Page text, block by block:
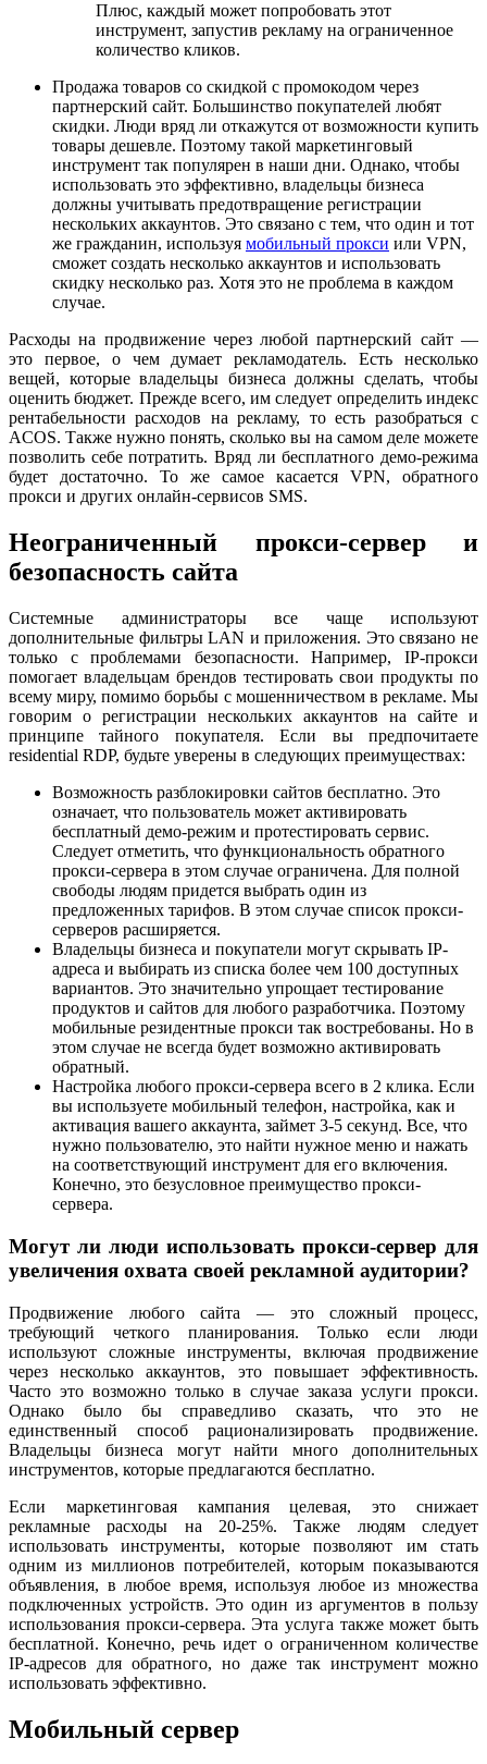
Плюс, каждый может попробовать этот
инструмент, запустив рекламу на ограниченное
количество кликов.
Продажа товаров со скидкой с промокодом через
партнерский сайт. Большинство покупателей любят
скидки. Люди вряд ли откажутся от возможности купить
товары дешевле. Поэтому такой маркетинговый
инструмент так популярен в наши дни. Однако, чтобы
использовать это эффективно, владельцы бизнеса
должны учитывать предотвращение регистрации
нескольких аккаунтов. Это связано с тем, что один и тот
же гражданин, используя мобильный прокси или VPN,
сможет создать несколько аккаунтов и использовать
скидку несколько раз. Хотя это не проблема в каждом
случае.
Расходы на продвижение через любой партнерский сайт —
это первое, о чем думает рекламодатель. Есть несколько
вещей, которые владельцы бизнеса должны сделать, чтобы
оценить бюджет. Прежде всего, им следует определить индекс
рентабельности расходов на рекламу, то есть разобраться с
ACOS. Также нужно понять, сколько вы на самом деле можете
позволить себе потратить. Вряд ли бесплатного демо-режима
будет достаточно. То же самое касается VPN, обратного
прокси и других онлайн-сервисов SMS.
Неограниченный прокси-сервер и
безопасность сайта
Системные администраторы все чаще используют
дополнительные фильтры LAN и приложения. Это связано не
только с проблемами безопасности. Например, IP-прокси
помогает владельцам брендов тестировать свои продукты по
всему миру, помимо борьбы с мошенничеством в рекламе. Мы
говорим о регистрации нескольких аккаунтов на сайте и
принципе тайного покупателя. Если вы предпочитаете
residential RDP, будьте уверены в следующих преимуществах:
Возможность разблокировки сайтов бесплатно. Это
означает, что пользователь может активировать
бесплатный демо-режим и протестировать сервис.
Следует отметить, что функциональность обратного
прокси-сервера в этом случае ограничена. Для полной
свободы людям придется выбрать один из
предложенных тарифов. В этом случае список прокси-
серверов расширяется.
Владельцы бизнеса и покупатели могут скрывать IP-
адреса и выбирать из списка более чем 100 доступных
вариантов. Это значительно упрощает тестирование
продуктов и сайтов для любого разработчика. Поэтому
мобильные резидентные прокси так востребованы. Но в
этом случае не всегда будет возможно активировать
обратный.
Настройка любого прокси-сервера всего в 2 клика. Если
вы используете мобильный телефон, настройка, как и
активация вашего аккаунта, займет 3-5 секунд. Все, что
нужно пользователю, это найти нужное меню и нажать
на соответствующий инструмент для его включения.
Конечно, это безусловное преимущество прокси-
сервера.
Могут ли люди использовать прокси-сервер для
увеличения охвата своей рекламной аудитории?
Продвижение любого сайта — это сложный процесс,
требующий четкого планирования. Только если люди
используют сложные инструменты, включая продвижение
через несколько аккаунтов, это повышает эффективность.
Часто это возможно только в случае заказа услуги прокси.
Однако было бы справедливо сказать, что это не
единственный способ рационализировать продвижение.
Владельцы бизнеса могут найти много дополнительных
инструментов, которые предлагаются бесплатно.
Если маркетинговая кампания целевая, это снижает
рекламные расходы на 20-25%. Также людям следует
использовать инструменты, которые позволяют им стать
одним из миллионов потребителей, которым показываются
объявления, в любое время, используя любое из множества
подключенных устройств. Это один из аргументов в пользу
использования прокси-сервера. Эта услуга также может быть
бесплатной. Конечно, речь идет о ограниченном количестве
IP-адресов для обратного, но даже так инструмент можно
использовать эффективно.
Мобильный сервер